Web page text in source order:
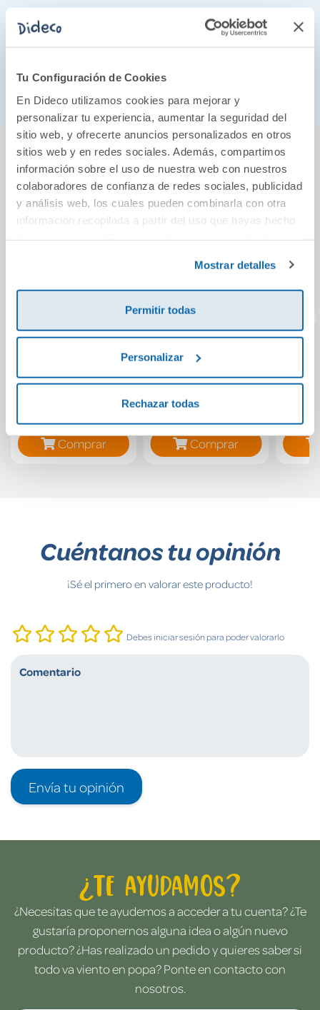
Tu Configuración de Cookies
En Dideco utilizamos cookies para mejorar y
personalizar tu experiencia, aumentar la seguridad del
sitio web, y ofrecerte anuncios personalizados en otros
sitios web y en redes sociales. Además, compartimos
información sobre el uso de nuestra web con nuestros
colaboradores de confianza de redes sociales, publicidad
y análisis web, los cuales pueden combinarla con otra
información recopilada a partir del uso que hayas hecho
Mostrar detalles
Permitir todas
Personalizar
Rechazar todas
28035-MADRID
Teléfono:913162613
E-mail: customerservice@aquamarinegames.es
También podría gustarte...
viaje
Comprar
Flashcards Let´s
Talk en inglés
16,95€
Comprar
Cuéntanos tu opinión
¡Sé el primero en valorar este producto!
Debes iniciar sesión para poder valorarlo
Envía tu opinión
¿Te ayudamos?
¿Necesitas que te ayudemos a acceder a tu cuenta? ¿Te
gustaría proponernos alguna idea o algún nuevo
producto? ¿Has realizado un pedido y quieres saber si
todo va viento en popa? Ponte en contacto con
nosotros.